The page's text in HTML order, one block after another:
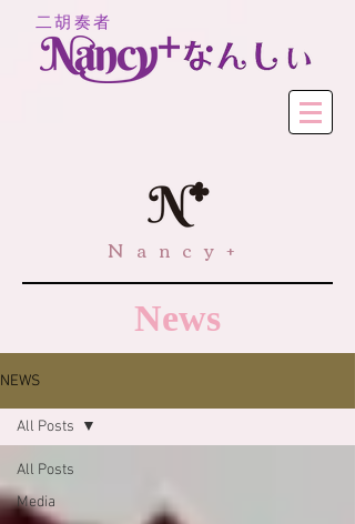
二胡奏者
Nancy+
News
NEWS
All Posts
Media
All Posts